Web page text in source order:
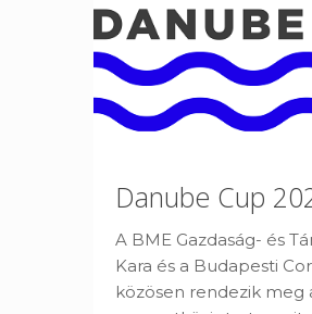
Danube Cup
A BME Gazdaság- és
Kara és a Budapesti
közösen rendezik meg